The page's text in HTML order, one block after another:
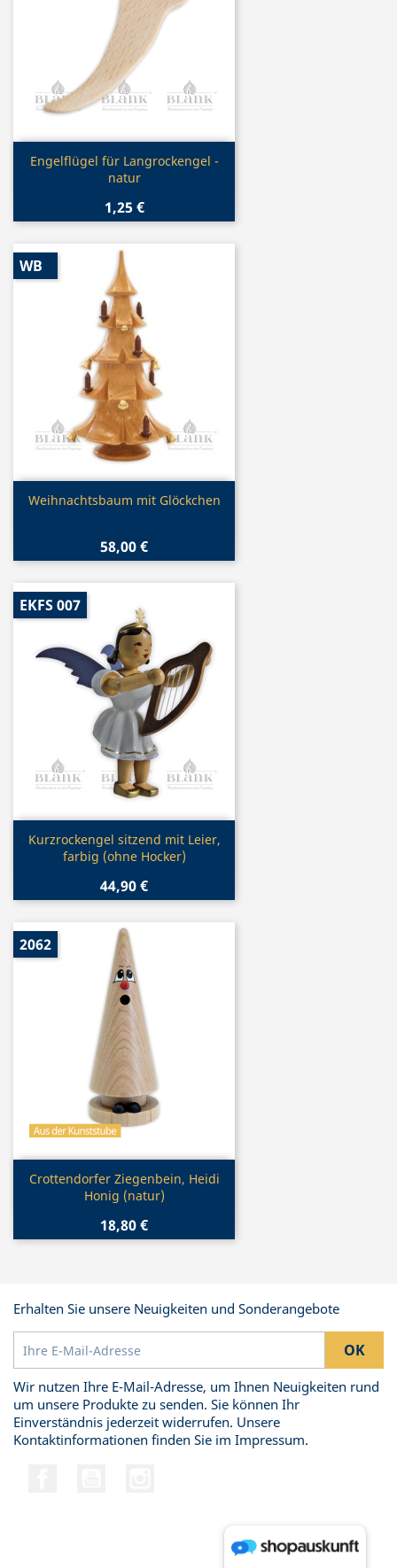
 Vorschau
Engelflügel für Langrockengel -
natur
1,25 €
Vorschau
Weihnachtsbaum mit Glöckchen
58,00 €
WB
Vorschau
Kurzrockengel sitzend mit Leier,
farbig (ohne Hocker)
44,90 €
EKFS 007
Vorschau
Crottendorfer Ziegenbein, Heidi
Honig (natur)
18,80 €
2062
Erhalten Sie unsere Neuigkeiten und Sonderangebote
Wir nutzen Ihre E-Mail-Adresse, um Ihnen Neuigkeiten rund
um unsere Produkte zu senden. Sie können Ihr
Einverständnis jederzeit widerrufen. Unsere
Kontaktinformationen finden Sie im Impressum.